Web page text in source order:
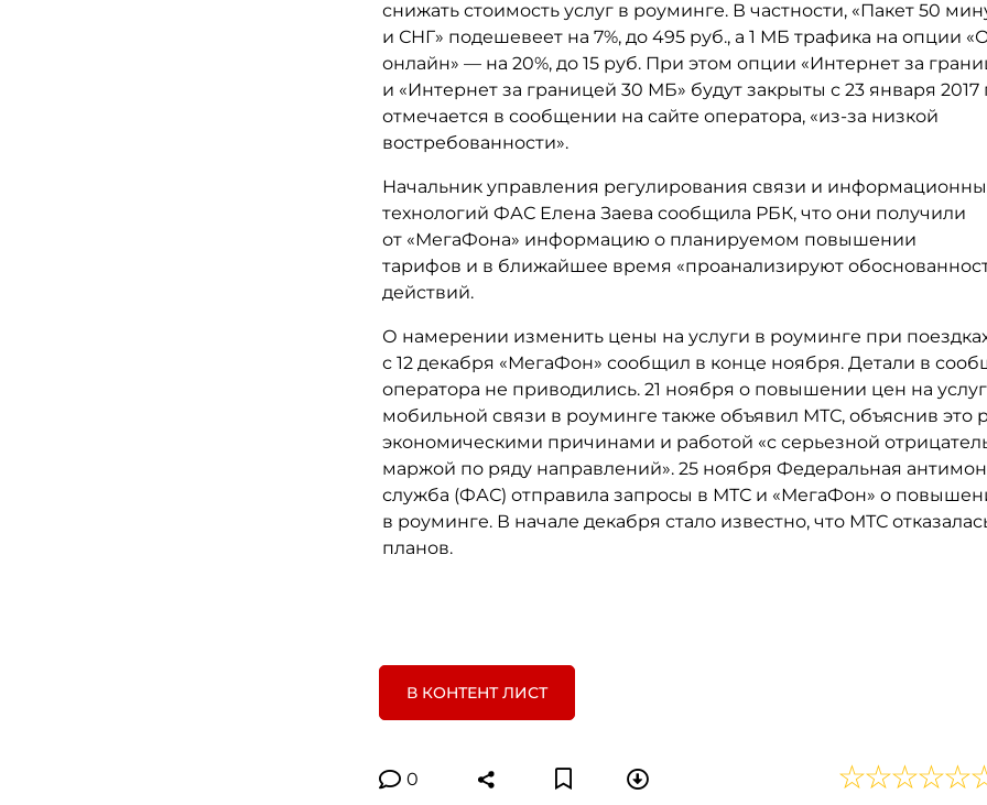
снижать стоимость услуг в роуминге. В частности, «Пакет 50
и СНГ» подешевеет на 7%, до 495 руб., а 1 МБ трафика на опции
онлайн» — на 20%, до 15 руб. При этом опции «Интернет за
и «Интернет за границей 30 МБ» будут закрыты с 23 января 2017
отмечается в сообщении на сайте оператора, «из-за низкой
востребованности».
Начальник управления регулирования связи и
технологий ФАС Елена Заева сообщила РБК, что они получили
от «МегаФона» информацию о планируемом повышении
тарифов и в ближайшее время «проанализируют
действий.
О намерении изменить цены на услуги в роуминге при
с 12 декабря «МегаФон» сообщил в конце ноября. Детали в
оператора не приводились. 21 ноября о повышении цен на
мобильной связи в роуминге также объявил МТС, объяснив это
экономическими причинами и работой «с серьезной
маржой по ряду направлений». 25 ноября Федеральная
служба (ФАС) отправила запросы в МТС и «МегаФон» о
в роуминге. В начале декабря стало известно, что МТС
планов.
В КОНТЕНТ ЛИСТ
0